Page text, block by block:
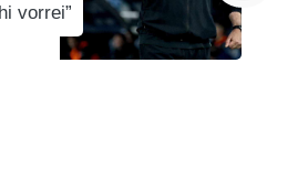
vorrei”